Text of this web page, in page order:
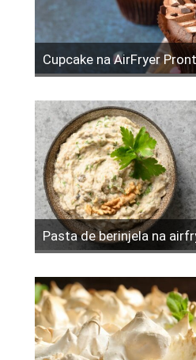
Cupcake na AirFryer
Pasta de berinjela na